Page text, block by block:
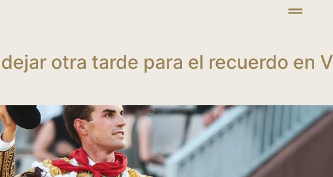
otra tarde para el recuerdo en